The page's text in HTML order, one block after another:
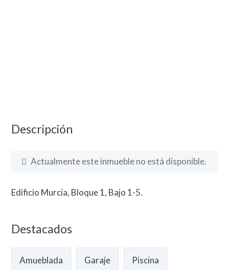
Descripción
Actualmente este inmueble no está disponible.
Edificio Murcia, Bloque 1, Bajo 1-5.
Destacados
Amueblada Garaje Piscina